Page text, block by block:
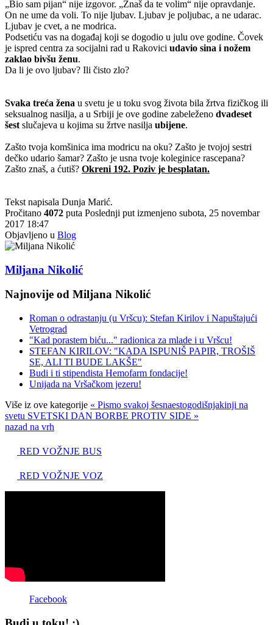
„Bio sam pijan“ nije izgovor. „Znaš da te volim“ nije opravdanje.
On ne ume da voli. To nije ljubav. Ljubav je poljubac, a ne udarac.
Ljubav je cvet, a ne modrica.
Podsetiću vas na događaj koji se dogodio u julu ove godine. Čovek
je ispred centra za socijalni rad u Rakovici udavio sina i nožem
zaklao bivšu ženu.
Da li je ovo ljubav? Ili čisto zlo?
Svaka treća žena u svetu je u toku svog života bila žrtva fizičkog ili
seksualnog nasilja, a u Srbiji je ove godine zabeleženo dvadeset
šest slučajeva u kojima su žrtve nasilja ubijene.
Zašto tvoja komšinica ima modricu na oku? Zašto je tvojoj sestri
dečko udario šamar? Zašto je usna tvoje koleginice rascepana?
Zašto znaš, a ćutiš? Okreni 192. Poziv je besplatan.
Tekst napisala Dunja Marić.
Pročitano 4072 puta Poslednji put izmenjeno subota, 25 novembar
2017 18:47
Objavljeno u Blog
Miljana Nikolić
Najnovije od Miljana Nikolić
Roman o odrastanju (u Vršcu): Stefan Kirilov i Napuštajući
Vetrograd
"Kad porastem biću..." radionica za mlade i u Vršcu!
STEFAN KIRILOV: "KADA ISPUNIŠ PAPIR, TROŠIŠ
SE, ALI TI BUDE LAKŠE"
Budi i ti stipendista Hemofarm fondacije!
Unijada na Vršačkom jezeru!
Više iz ove kategorije « Pismo svakoj šesnaestogodišnjakinji na
svetu SVETSKI DAN BORBE PROTIV SIDE »
nazad na vrh
RED VOŽNJE BUS
RED VOŽNJE VOZ
Facebook